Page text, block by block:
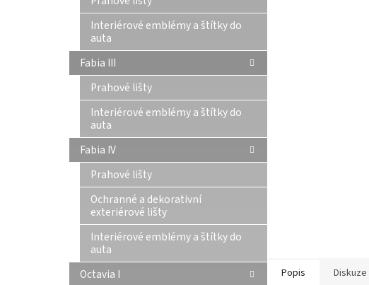
Interiérové emblémy a štítky do
auta
Fabia III
Prahové lišty
Interiérové emblémy a štítky do
auta
Fabia IV
Prahové lišty
Ochranné a dekorativní
exteriérové lišty
Interiérové emblémy a štítky do
auta
Octavia I
Popis Diskuze